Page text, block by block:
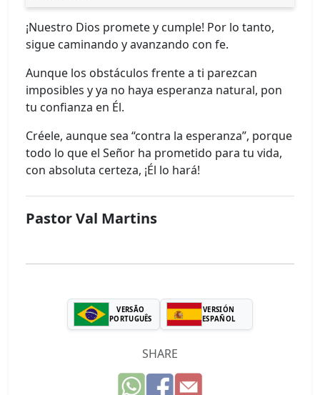
¡Nuestro Dios promete y cumple! Por lo tanto,
sigue caminando y avanzando con fe.
Aunque los obstáculos frente a ti parezcan
imposibles y ya no haya esperanza natural, pon
tu confianza en Él.
Créele, aunque sea “contra la esperanza”, porque
todo lo que el Señor ha prometido para tu vida,
con absoluta certeza, ¡Él lo hará!
Pastor Val Martins
VERSÃO
PORTUGUÊS
VERSIÓN
ESPAÑOL
SHARE